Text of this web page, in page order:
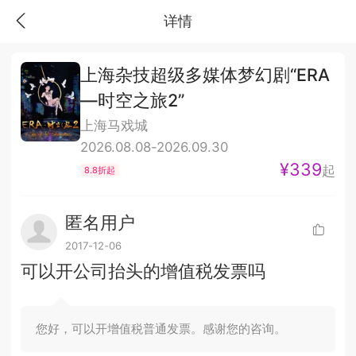
详情
上海杂技超级多媒体梦幻剧“ERA
—时空之旅2”
上海马戏城
2026.08.08-2026.09.30
8.8折起 ¥339起
匿名用户
2017-12-06
可以开公司抬头的增值税发票吗
您好，可以开增值税普通发票。感谢您的咨询。